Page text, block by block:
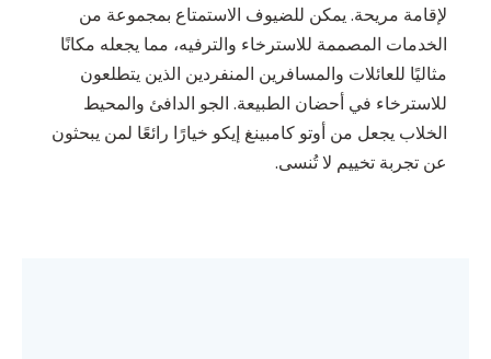
لإقامة مريحة. يمكن للضيوف الاستمتاع بمجموعة من
الخدمات المصممة للاسترخاء والترفيه، مما يجعله مكانًا
مثاليًا للعائلات والمسافرين المنفردين الذين يتطلعون
للاسترخاء في أحضان الطبيعة. الجو الدافئ والمحيط
الخلاب يجعل من أوتو كامبينغ إيكو خيارًا رائعًا لمن يبحثون
عن تجربة تخييم لا تُنسى.